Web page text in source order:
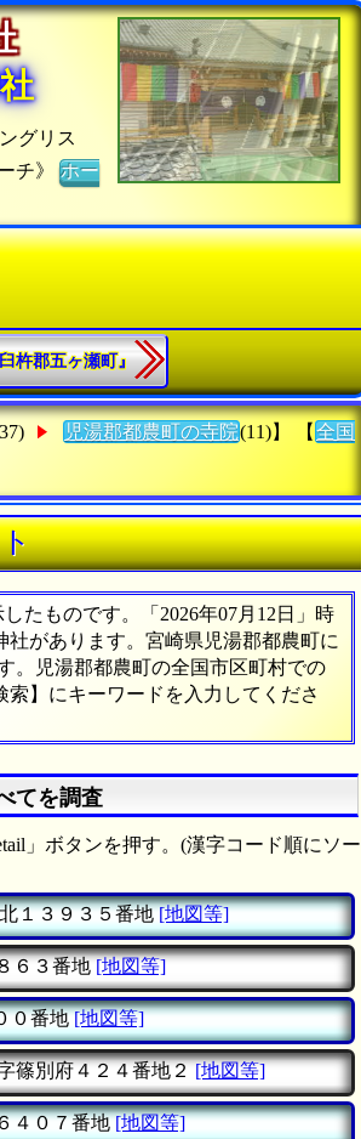
グリス
チ》ホー
杵郡五ヶ瀬町』
児湯郡都農町の寺院(11)】 【 全国
たものです。「2026年07月12日」時
社があります。宮崎県児湯郡都農町に
。児湯郡都農町の全国市区町村での
】にキーワードを入力してくださ
てを調査
」ボタンを押す。(漢字コード順にソー
１３９３５番地 [地図等]
６３番地 [地図等]
０番地 [地図等]
篠別府４２４番地２ [地図等]
４０７番地 [地図等]